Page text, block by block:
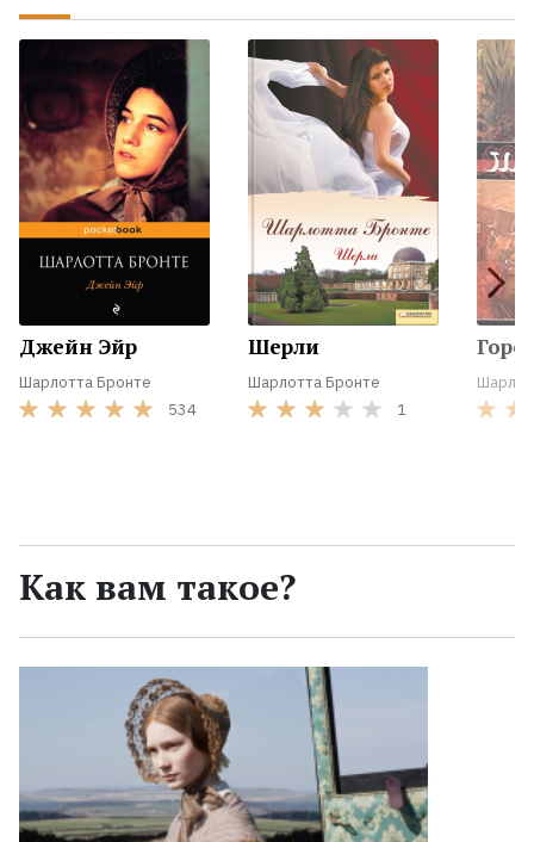
Джейн Эйр
Шарлотта Бронте
534
Шерли
Шарлотта Бронте
1
Как вам такое?